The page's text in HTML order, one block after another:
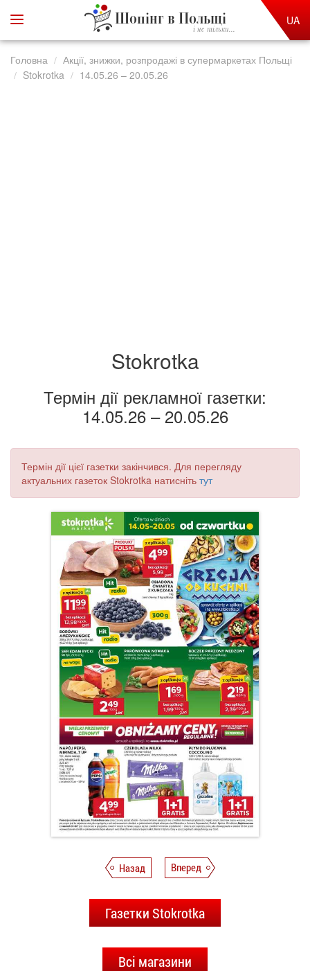
Шопінг в Польщі
і не тільки...
UA
Головна
Акції, знижки, розпродажі в супермаркетах Польщі
Stokrotka
14.05.26 – 20.05.26
Stokrotka
Термін дії рекламної газетки:
14.05.26 – 20.05.26
Термін дії цієї газетки закінчився. Для перегляду
актуальних газеток Stokrotka натисніть тут
Назад Вперед
Газетки Stokrotka
Всі магазини